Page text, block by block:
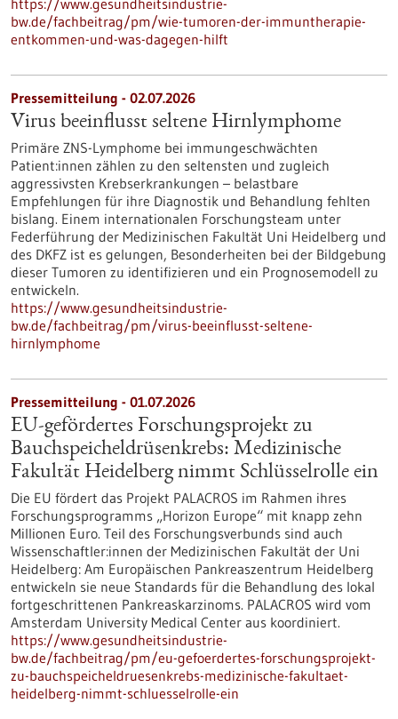
https://www.gesundheitsindustrie-
bw.de/fachbeitrag/pm/wie-tumoren-der-immuntherapie-
entkommen-und-was-dagegen-hilft
Pressemitteilung - 02.07.2026
Virus beeinflusst seltene Hirnlymphome
Primäre ZNS-Lymphome bei immungeschwächten
Patient:innen zählen zu den seltensten und zugleich
aggressivsten Krebserkrankungen – belastbare
Empfehlungen für ihre Diagnostik und Behandlung fehlten
bislang. Einem internationalen Forschungsteam unter
Federführung der Medizinischen Fakultät Uni Heidelberg und
des DKFZ ist es gelungen, Besonderheiten bei der Bildgebung
dieser Tumoren zu identifizieren und ein Prognosemodell zu
entwickeln.
https://www.gesundheitsindustrie-
bw.de/fachbeitrag/pm/virus-beeinflusst-seltene-
hirnlymphome
Pressemitteilung - 01.07.2026
EU-gefördertes Forschungsprojekt zu
Bauchspeicheldrüsenkrebs: Medizinische
Fakultät Heidelberg nimmt Schlüsselrolle ein
Die EU fördert das Projekt PALACROS im Rahmen ihres
Forschungsprogramms „Horizon Europe“ mit knapp zehn
Millionen Euro. Teil des Forschungsverbunds sind auch
Wissenschaftler:innen der Medizinischen Fakultät der Uni
Heidelberg: Am Europäischen Pankreaszentrum Heidelberg
entwickeln sie neue Standards für die Behandlung des lokal
fortgeschrittenen Pankreaskarzinoms. PALACROS wird vom
Amsterdam University Medical Center aus koordiniert.
https://www.gesundheitsindustrie-
bw.de/fachbeitrag/pm/eu-gefoerdertes-forschungsprojekt-
zu-bauchspeicheldruesenkrebs-medizinische-fakultaet-
heidelberg-nimmt-schluesselrolle-ein